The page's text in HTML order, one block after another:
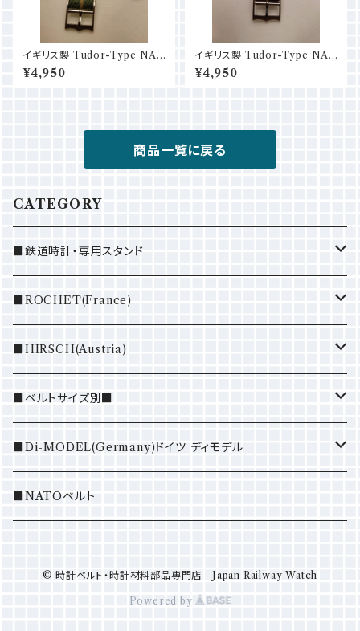
イギリス製 Tudor-Type NAT
O (18mm/20mm/22mm) グリ
ーン×ベージュ
¥4,950
イギリス製 Tudor-Type NAT
O (18mm/20mm/22mm) ワ
イン×ベージュ
¥4,950
商品一覧に戻る
CATEGORY
■鉄道時計・専用スタンド
懐中時計（Pocket watch）
New(新品・未使用)
Used（中古・記念時計etc）
腕時計（Wrist watch）
オリジナルスタンド・提げ紐
■ROCHET(France)
NATO
RETRO NATO
NATO
LEATHER
OTHER
■HIRSCH(Austria)
Nubuck(ヌバック)
Osiris(オシリス)
Premium Caoutchouc（100m防水）
James（ジェームス）
■ベルトサイズ別■
6mm
7mm
■Di-MODEL(Germany)ドイツ ディモデル
牛革（カーフ）
■NATOベルト
© 時計ベルト・時計材料部品専門店 Japan Railway Watch
Powered by